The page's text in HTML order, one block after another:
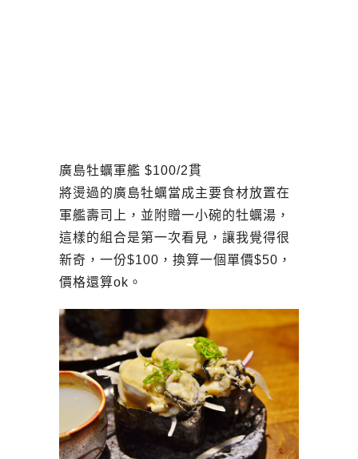
廣島牡蠣軍艦 $100/2貫
將燙過的廣島牡蠣當成主要食材放置在
軍艦壽司上，並附贈一小碗的牡蠣湯，
這樣的組合是第一次看見，讓我覺得很
新奇，一份$100，換算一個單價$50，
價格還算ok。